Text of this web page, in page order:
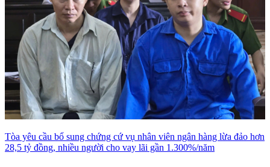
Tòa yêu cầu bổ sung chứng cứ vụ nhân viên ngân hàng lừa đảo hơn
28,5 tỷ đồng, nhiều người cho vay lãi gần 1.300%/năm